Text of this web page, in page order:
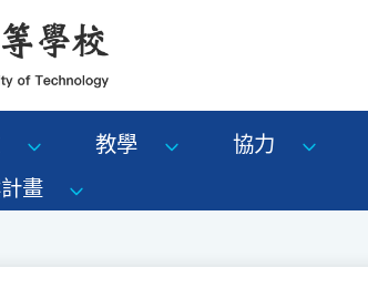
教學 協力
畫